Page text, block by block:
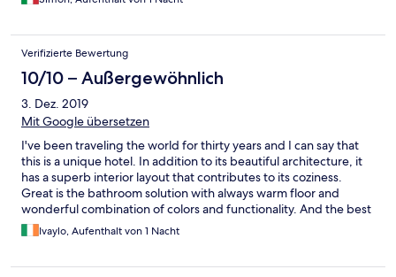
Verifizierte Bewertung
10/10 – Außergewöhnlich
3. Dez. 2019
Mit Google übersetzen
I've been traveling the world for thirty years and I can say that
this is a unique hotel. In addition to its beautiful architecture, it
has a superb interior layout that contributes to its coziness.
Great is the bathroom solution with always warm floor and
wonderful combination of colors and functionality. And the best
thing is a bed where you sink and rest well. This is the best hotel
in the world I have visited
Ivaylo, Aufenthalt von 1 Nacht